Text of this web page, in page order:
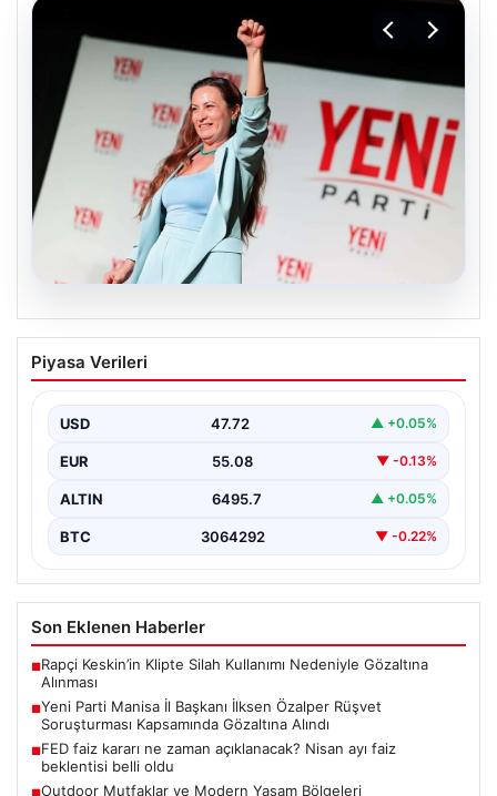
Yeni Parti Manisa İl Başkanı İlksen
Özalper Rüşvet Soruşturması
Manisa'da devam eden rüşvet soruşturması önemli bir
Piyasa Verileri
USD 47.72 ▲ +0.05%
EUR 55.08 ▼ -0.13%
ALTIN 6495.7 ▲ +0.05%
BTC 3064292 ▼ -0.22%
Son Eklenen Haberler
■Rapçi Keskin’in Klipte Silah Kullanımı Nedeniyle Gözaltına
Alınması
■Yeni Parti Manisa İl Başkanı İlksen Özalper Rüşvet
Soruşturması Kapsamında Gözaltına Alındı
■FED faiz kararı ne zaman açıklanacak? Nisan ayı faiz
beklentisi belli oldu
■Outdoor Mutfaklar ve Modern Yaşam Bölgeleri